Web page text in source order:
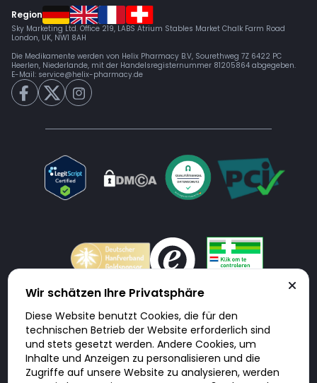
Region
Sky Marketing Ltd. Office 219, LABS Atrium Stables Market Chalk Farm Road
London, UK, NW1 8AH
Die Medikamente werden von Helix Pharmacy B.V, Sourethweg 7Z 6422 PC
Heerlen, Niederlande, mit der Handelsregisternummer 81205864 abgegeben.
E-Mail: service@helix-pharmacy.de
Doktorabc.com ist eine Vermittlungsplattform. Doktorabc ist ausdrücklich
keine Internetapotheke. Doktorabc bietet keine Medikamente oder
sonstige Produkte an oder liefert diese. Jegliche Informationen zu
Produkten, Medikamenten und Preisen auf der Internetseite beinhalten
kein Angebot von Doktorabc an Sie. Für die Einhaltung der in Ihrem Land
geltenden Gesetze und sonstigen Rechtsvorschriften sind Sie als Nutzer
selbst verantwortlich. Die Nutzung unseres Services auf Doktorabc durch
Wir schätzen Ihre Privatsphäre
Diese Website benutzt Cookies, die für den
technischen Betrieb der Website erforderlich sind
und stets gesetzt werden. Andere Cookies, um
Inhalte und Anzeigen zu personalisieren und die
Zugriffe auf unsere Website zu analysieren, werden